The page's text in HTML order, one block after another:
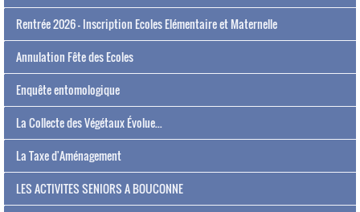
Rentrée 2026 - Inscription Ecoles Elémentaire et Maternelle
Annulation Fête des Ecoles
Enquête entomologique
La Collecte des Végétaux Évolue...
La Taxe d'Aménagement
LES ACTIVITES SENIORS A BOUCONNE